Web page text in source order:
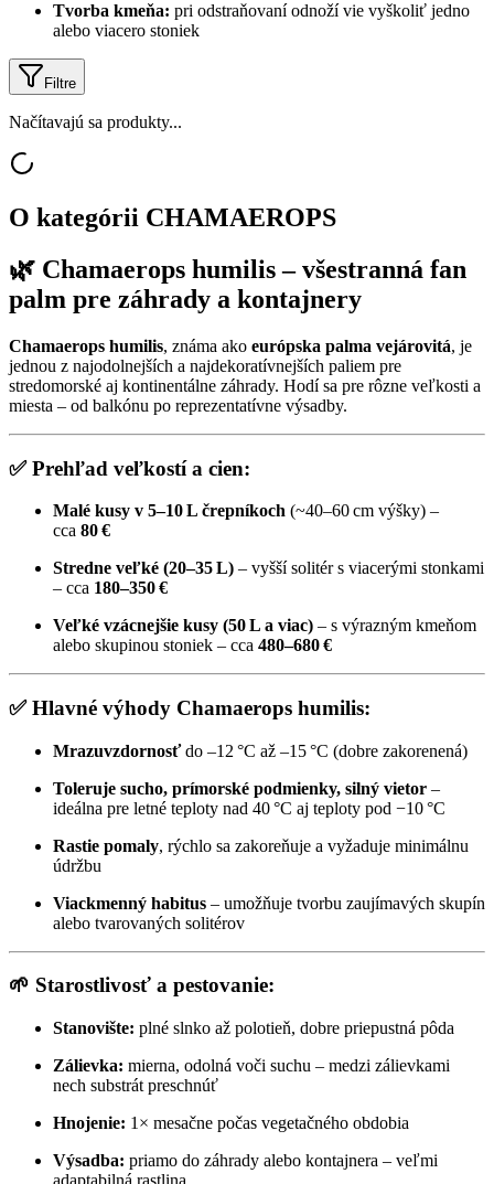
Tvorba kmeňa: pri odstraňovaní odnoží vie vyškoliť jedno
alebo viacero stoniek
Filtre
Načítavajú sa produkty...
O kategórii CHAMAEROPS
🌿 Chamaerops humilis – všestranná fan
palm pre záhrady a kontajnery
Chamaerops humilis, známa ako európska palma vejárovitá, je
jednou z najodolnejších a najdekoratívnejších paliem pre
stredomorské aj kontinentálne záhrady. Hodí sa pre rôzne veľkosti a
miesta – od balkónu po reprezentatívne výsadby.
✅Prehľad veľkostí a cien:
Malé kusy v 5–10 L črepníkoch (~40–60 cm výšky) –
cca 80 €
Stredne veľké (20–35 L) – vyšší solitér s viacerými stonkami
– cca 180–350 €
Veľké vzácnejšie kusy (50 L a viac) – s výrazným kmeňom
alebo skupinou stoniek – cca 480–680 €
✅Hlavné výhody Chamaerops humilis:
Mrazuvzdornosťdo –12 °C až –15 °C (dobre zakorenená)
Toleruje sucho, prímorské podmienky, silný vietor –
ideálna pre letné teploty nad 40 °C aj teploty pod −10 °C
Rastie pomaly, rýchlo sa zakoreňuje a vyžaduje minimálnu
údržbu
Viackmenný habitus – umožňuje tvorbu zaujímavých skupín
alebo tvarovaných solitérov
🌱 Starostlivosť a pestovanie:
Stanovište: plné slnko až polotieň, dobre priepustná pôda
Zálievka: mierna, odolná voči suchu – medzi zálievkami
nech substrát preschnúť
Hnojenie: 1× mesačne počas vegetačného obdobia
Výsadba: priamo do záhrady alebo kontajnera – veľmi